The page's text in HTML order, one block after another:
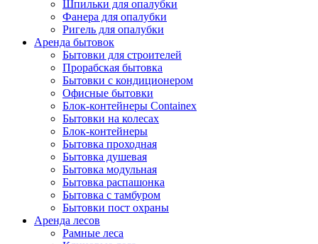
Шпильки для опалубки
Фанера для опалубки
Ригель для опалубки
Аренда бытовок
Бытовки для строителей
Прорабская бытовка
Бытовки с кондиционером
Офисные бытовки
Блок-контейнеры Containex
Бытовки на колесах
Блок-контейнеры
Бытовка проходная
Бытовка душевая
Бытовка модульная
Бытовка распашонка
Бытовка с тамбуром
Бытовки пост охраны
Аренда лесов
Рамные леса